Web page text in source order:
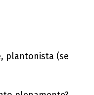
plantonista (se